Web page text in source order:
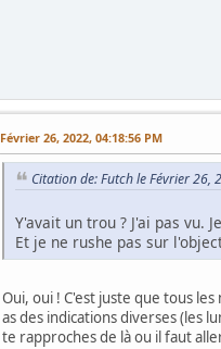
Février 26, 2022, 04:18:56 PM
Citation de: Futch le Février 26,
Y'avait un trou ? J'ai pas vu.
Et je ne rushe pas sur
Oui, oui ! C'est juste que tous
as des indications diverses (les
te rapproches de là ou il faut